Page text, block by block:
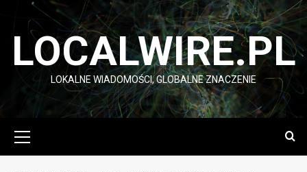
Przejdź
LOCALWIRE.PL
LOKALNE WIADOMOŚCI, GLOBALNE ZNACZENIE
główne